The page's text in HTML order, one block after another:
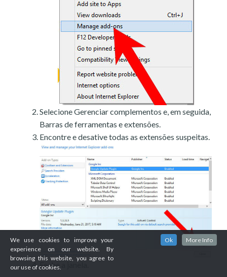
Selecione Gerenciar complementos e, em seguida,
Barras de ferramentas e extensões.
Encontre e desative todas as extensões suspeitas.
Feche a janela.
We use cookies to improve your
experience on our website. By
browsing this website, you agree to
our use of cookies.
Ok More Info